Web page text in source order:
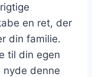
en ret, der
din familie.
til din egen
denne